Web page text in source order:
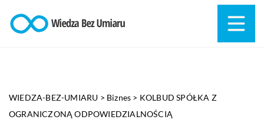
WIEDZA-BEZ-UMIARU > Biznes > KOLBUD SPÓŁKA Z
OGRANICZONĄ ODPOWIEDZIALNOŚCIĄ